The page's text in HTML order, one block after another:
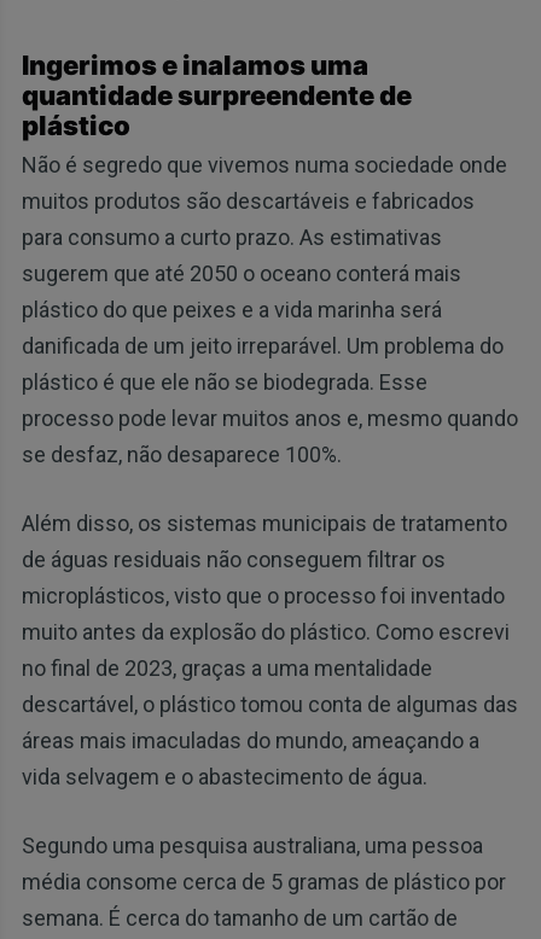
Ingerimos e inalamos uma
quantidade surpreendente de
plástico
Não é segredo que vivemos numa sociedade onde
muitos produtos são descartáveis e fabricados
para consumo a curto prazo. As estimativas
sugerem que até 2050 o oceano conterá mais
plástico do que peixes e a vida marinha será
danificada de um jeito irreparável. Um problema do
plástico é que ele não se biodegrada. Esse
processo pode levar muitos anos e, mesmo quando
se desfaz, não desaparece 100%.
Além disso, os sistemas municipais de tratamento
de águas residuais não conseguem filtrar os
microplásticos, visto que o processo foi inventado
muito antes da explosão do plástico. Como escrevi
no final de 2023, graças a uma mentalidade
descartável, o plástico tomou conta de algumas das
áreas mais imaculadas do mundo, ameaçando a
vida selvagem e o abastecimento de água.
Segundo uma pesquisa australiana, uma pessoa
média consome cerca de 5 gramas de plástico por
semana. É cerca do tamanho de um cartão de